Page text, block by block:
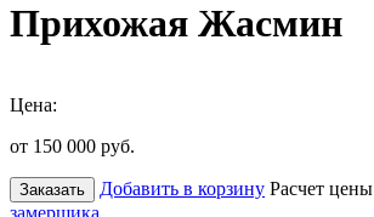
Прихожая Жасмин
Цена:
от 150 000 руб.
Заказать Добавить в корзину Расчет цены
замерщика